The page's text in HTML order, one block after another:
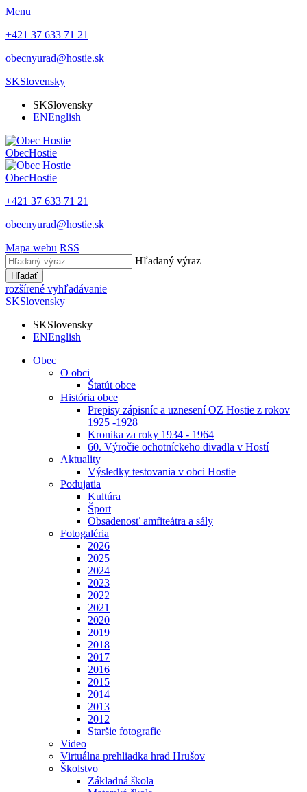
Menu
+421 37 633 71 21
obecnyurad@hostie.sk
SKSlovensky
SKSlovensky
ENEnglish
ObecHostie
ObecHostie
+421 37 633 71 21
obecnyurad@hostie.sk
Mapa webu RSS
Hľadaný výraz
Hľadať
rozšírené vyhľadávanie
SKSlovensky
SKSlovensky
ENEnglish
Obec
O obci
Štatút obce
História obce
Prepisy zápisníc a uznesení OZ Hostie z rokov
1925 -1928
Kronika za roky 1934 - 1964
60. Výročie ochotníckeho divadla v Hostí
Aktuality
Výsledky testovania v obci Hostie
Podujatia
Kultúra
Šport
Obsadenosť amfiteátra a sály
Fotogaléria
2026
2025
2024
2023
2022
2021
2020
2019
2018
2017
2016
2015
2014
2013
2012
Staršie fotografie
Video
Virtuálna prehliadka hrad Hrušov
Školstvo
Základná škola